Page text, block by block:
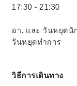
17:30 - 21:30
อา. และ วันหยุดนั
วันหยุดทำการ
วิธีการเดินทาง